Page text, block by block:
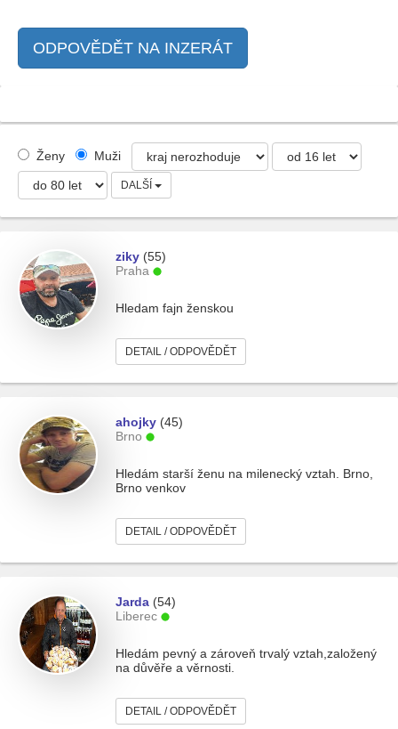
ODPOVĚDĚT NA INZERÁT
Ženy Muži
DALŠÍ
ziky (55)
Praha
Hledam fajn ženskou
DETAIL / ODPOVĚDĚT
ahojky (45)
Brno
Hledám starší ženu na milenecký vztah. Brno,
Brno venkov
DETAIL / ODPOVĚDĚT
Jarda (54)
Liberec
Hledám pevný a zároveň trvalý vztah,založený
na důvěře a věrnosti.
DETAIL / ODPOVĚDĚT